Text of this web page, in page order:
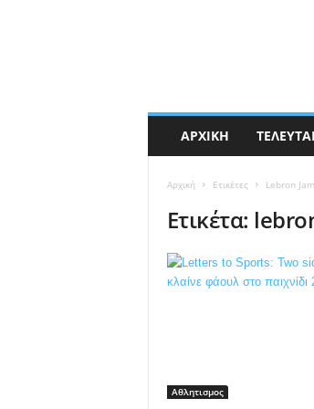
ΑΡΧΙΚΉ
Αρχική Ετικέτες Lebron
Ετικέτα:
Αθλητισμος